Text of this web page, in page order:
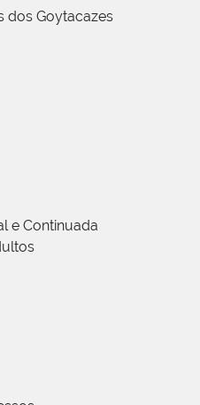
dos Goytacazes
e Continuada